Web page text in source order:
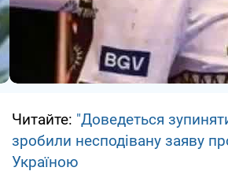
Читайте: "Доведеться
зробили несподівану заяву
Україною